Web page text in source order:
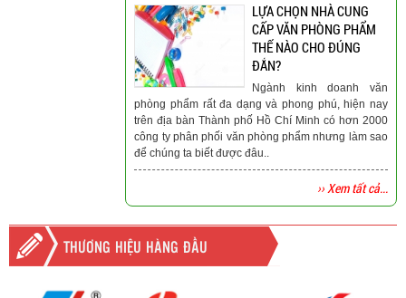
LỰA CHỌN NHÀ CUNG
CẤP VĂN PHÒNG PHẨM
THẾ NÀO CHO ĐÚNG
ĐẮN?
Ngành kinh doanh văn
phòng phẩm rất đa dạng và phong phú, hiện nay
trên địa bàn Thành phố Hồ Chí Minh có hơn 2000
công ty phân phối văn phòng phẩm nhưng làm sao
để chúng ta biết được đâu..
›› Xem tất cả...
THƯƠNG HIỆU HÀNG ĐẦU